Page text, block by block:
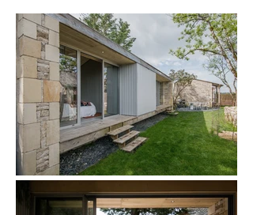
- maîtrise d’ouvrage : privée
- montant des travaux : N.C.
- maîtrise d’oeuvre : Léa Irles Architecte & Marine
Villefranque, architecte
- mission : complète (clos/couvert)
- crédits photographiques : Cédric Méravilles